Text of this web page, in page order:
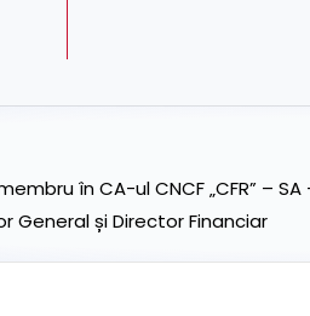
în CA-ul CNCF „CFR” – SA
General și Director Financiar